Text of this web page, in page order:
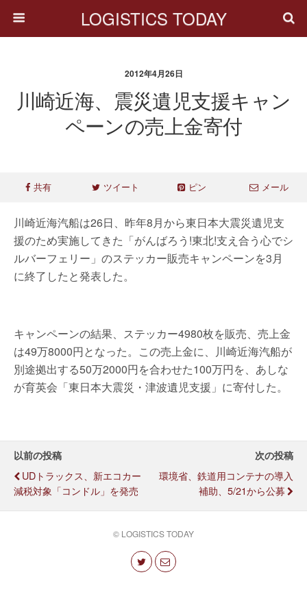
LOGISTICS TODAY
2012年4月26日
川崎近海、震災遺児支援キャン
ペーンの売上金寄付
共有 ツイート ピン メール
川崎近海汽船は26日、昨年8月から東日本大震災遺児支
援のため実施してきた「がんばろう!東北!支え合う心でシ
ルバーフェリー」のステッカー販売キャンペーンを3月
に終了したと発表した。
キャンペーンの結果、ステッカー4980枚を販売、売上金
は49万8000円となった。この売上金に、川崎近海汽船が
別途拠出する50万2000円を合わせた100万円を、あしな
が育英会「東日本大震災・津波遺児支援」に寄付した。
以前の投稿
UDトラックス、新エコカー
減税対象「コンドル」を発売
次の投稿
環境省、鉄道用コンテナの導入
補助、5/21から公募
© LOGISTICS TODAY